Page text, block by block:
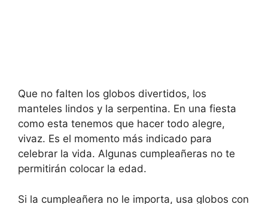
Que no falten los globos divertidos, los
manteles lindos y la serpentina. En una fiesta
como esta tenemos que hacer todo alegre,
vivaz. Es el momento más indicado para
celebrar la vida. Algunas cumpleañeras no te
permitirán colocar la edad.
Si la cumpleañera no le importa, usa globos con